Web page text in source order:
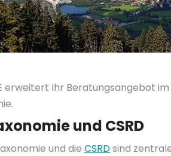
erweitert Ihr Beratungsangebot
und CSRD
und die CSRDsind